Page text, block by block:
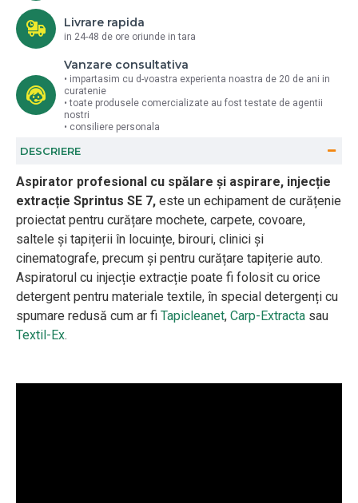
Livrare rapida
in 24-48 de ore oriunde in tara
Vanzare consultativa
• impartasim cu d-voastra experienta noastra de 20 de ani in
curatenie
• toate produsele comercializate au fost testate de agentii
nostri
• consiliere personala
DESCRIERE
Aspirator profesional cu spălare și aspirare, injecție
extracție Sprintus SE 7, este un echipament de curățenie
proiectat pentru curățare mochete, carpete, covoare,
saltele și tapițerii în locuințe, birouri, clinici și
cinematografe, precum și pentru curățare tapițerie auto.
Aspiratorul cu injecție extracție poate fi folosit cu orice
detergent pentru materiale textile, în special detergenți cu
spumare redusă cum ar fi Tapicleanet, Carp-Extracta sau
Textil-Ex.